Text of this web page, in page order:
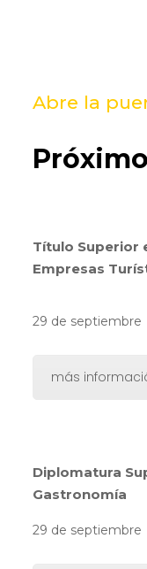
Abre la
Título Superior
Empresas
29 de septiembre
más
Diplomatura
Gastronomía
29 de septiembre